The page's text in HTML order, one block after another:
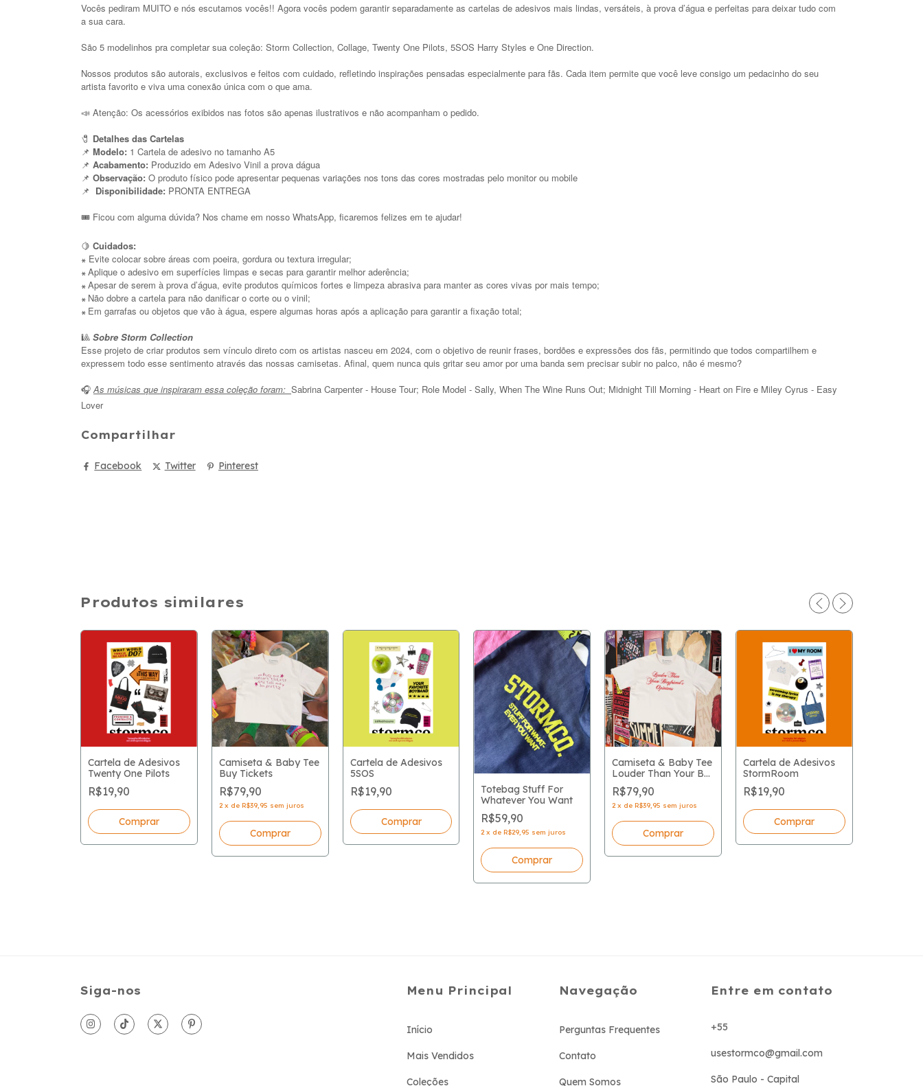
Vocês pediram MUITO e nós escutamos vocês!! Agora vocês podem garantir separadamente as cartelas de adesivos mais lindas, versáteis, à prova d’água e perfeitas para deixar tudo com
a sua cara.
São 5 modelinhos pra completar sua coleção: Storm Collection, Collage, Twenty One Pilots, 5SOS Harry Styles e One Direction.
Nossos produtos são autorais, exclusivos e feitos com cuidado, refletindo inspirações pensadas especialmente para fãs. Cada item permite que você leve consigo um pedacinho do seu
artista favorito e viva uma conexão única com o que ama.
📣 Atenção: Os acessórios exibidos nas fotos são apenas ilustrativos e não acompanham o pedido.
🧷 Detalhes das Cartelas
📌 Modelo: 1 Cartela de adesivo no tamanho A5
📌 Acabamento: Produzido em Adesivo Vinil a prova dágua
📌 Observação: O produto físico pode apresentar pequenas variações nos tons das cores mostradas pelo monitor ou mobile
📌 Disponibilidade: PRONTA ENTREGA
🎟️ Ficou com alguma dúvida? Nos chame em nosso WhatsApp, ficaremos felizes em te ajudar!
🍋 Cuidados:
꘎ Evite colocar sobre áreas com poeira, gordura ou textura irregular;
꘎Aplique o adesivo em superfícies limpas e secas para garantir melhor aderência;
꘎Apesar de serem à prova d’água, evite produtos químicos fortes e limpeza abrasiva para manter as cores vivas por mais tempo;
꘎ Não dobre a cartela para não danificar o corte ou o vinil;
꘎ Em garrafas ou objetos que vão à água, espere algumas horas após a aplicação para garantir a fixação total;
🎱 Sobre Storm Collection
Esse projeto de criar produtos sem vínculo direto com os artistas nasceu em 2024, com o objetivo de reunir frases, bordões e expressões dos fãs, permitindo que todos compartilhem e
expressem todo esse sentimento através das nossas camisetas. Afinal, quem nunca quis gritar seu amor por uma banda sem precisar subir no palco, não é mesmo?
🎧 As músicas que inspiraram essa coleção foram: Sabrina Carpenter - House Tour; Role Model - Sally, When The Wine Runs Out; Midnight Till Morning - Heart on Fire e Miley Cyrus - Easy
Lover
Compartilhar
Facebook Twitter Pinterest
Produtos similares
Cartela de Adesivos
Twenty One Pilots
R$19,90
Camiseta & Baby Tee
Buy Tickets
R$79,90
2 x de R$39,95 sem juros
Comprar
Cartela de Adesivos
5SOS
R$19,90
Totebag Stuff For
Whatever You Want
R$59,90
2 x deR$29,95 sem juros
Comprar
Camiseta & Baby Tee
Louder Than Your BF
Opinions
R$79,90
2 x deR$39,95 sem juros
Comprar
Cartela de Adesivos
StormRoom
R$19,90
Siga-nos Menu Principal
Início
Mais Vendidos
Coleções
Navegação
Perguntas Frequentes
Contato
Quem Somos
Entre em contato
+55
usestormco@gmail.com
São Paulo - Capital